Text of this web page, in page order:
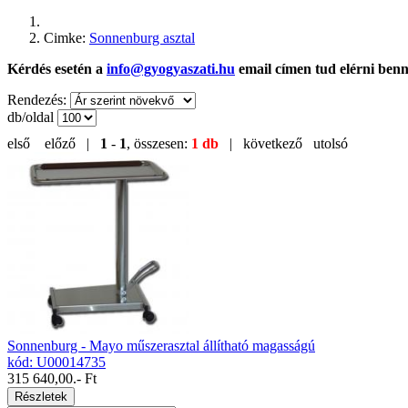
Cimke: Sonnenburg asztal
Kérdés esetén a info@gyogyaszati.hu email címen tud elérni
Rendezés:
db/oldal
első előző | 1 - 1, összesen: 1 db | következő utolsó
Sonnenburg - Mayo műszerasztal állítható magasságú
kód: U00014735
315 640,00.- Ft
Részletek